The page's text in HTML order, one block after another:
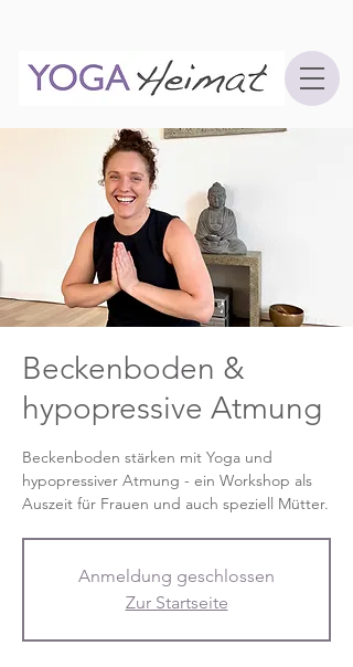
Beckenboden &
hypopressive Atmung
Beckenboden stärken mit Yoga und
hypopressiver Atmung - ein Workshop als
Auszeit für Frauen und auch speziell Mütter.
Anmeldung geschlossen
Zur Startseite